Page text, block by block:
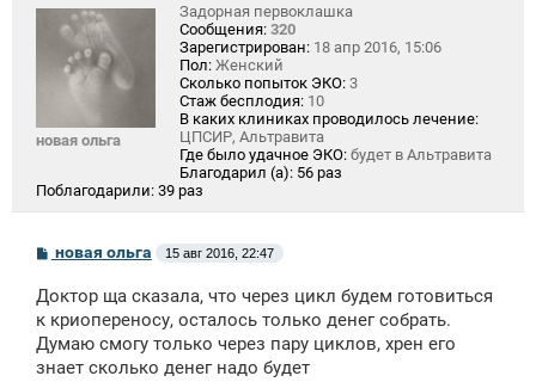
новая ольга
Задорная первоклашка
Сообщения: 320
Зарегистрирован: 18 апр 2016, 15:06
Пол: Женский
Сколько попыток ЭКО: 3
Стаж бесплодия: 10
В каких клиниках проводилось лечение:
ЦПСИР, Альтравита
Где было удачное ЭКО: будет в Альтравита
Благодарил (а): 56 раз
Поблагодарили: 39 раз
С
о
б
щ
н
и
новая ольга 15 авг 2016, 22:47
Доктор ща сказала, что через цикл будем готовиться
к криопереносу, осталось только денег собрать.
Думаю смогу только через пару циклов, хрен его
знает сколько денег надо будет